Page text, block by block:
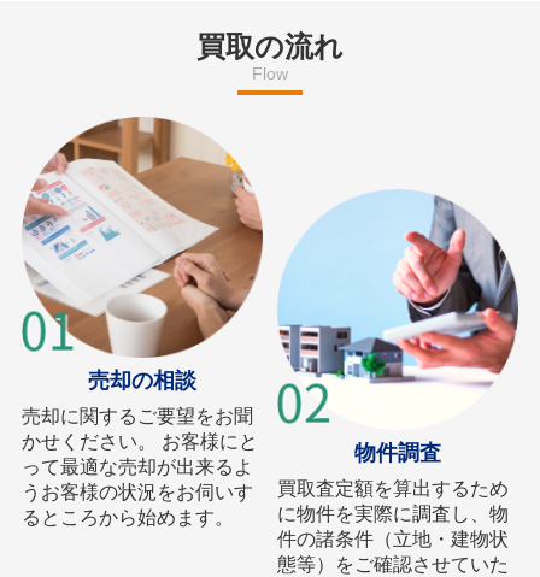
買取の流れ
Flow
売却の相談
売却に関するご要望をお聞
かせください。 お客様にと
って最適な売却が出来るよ
うお客様の状況をお伺いす
るところから始めます。
物件調査
買取査定額を算出するため
に物件を実際に調査し、物
件の諸条件（立地・建物状
態等）をご確認させていた